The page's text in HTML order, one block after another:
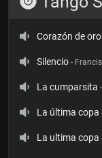
Corazón de oro
Silencio -
La cumparsita
La última copa
La ultima copa